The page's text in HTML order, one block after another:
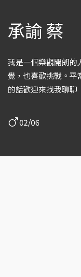
承諭 蔡
我是一個樂觀開朗的
覺，也喜歡挑戰。
的話歡迎來找我聊聊
02/06